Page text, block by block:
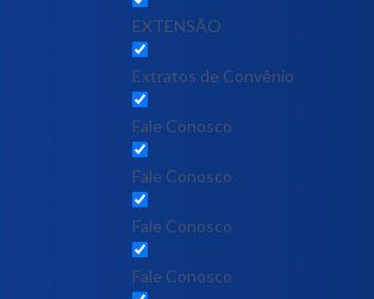
EXTENSÃO
Extratos de Convênio
Fale Conosco
Fale Conosco
Fale Conosco
Fale Conosco